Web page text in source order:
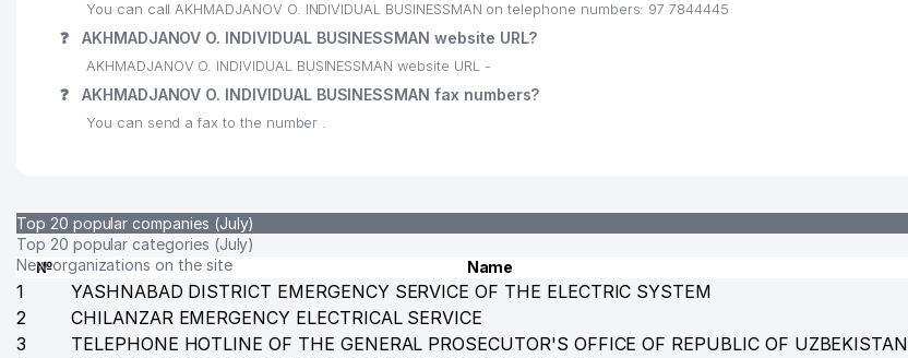
You can call AKHMADJANOV O. INDIVIDUAL BUSINESSMAN on telephone numbers: 97 7844445
❓ AKHMADJANOV O. INDIVIDUAL BUSINESSMAN website URL?
AKHMADJANOV O. INDIVIDUAL BUSINESSMAN website URL -
❓ AKHMADJANOV O. INDIVIDUAL BUSINESSMAN fax numbers?
You can send a fax to the number .
Top 20 popular companies (July)
Top 20 popular categories (July)
New organizations on the site
№ Name
1 YASHNABAD DISTRICT EMERGENCY SERVICE OF THE ELECTRIC SYSTEM
2
CHILANZAR EMERGENCY ELECTRICAL SERVICE
3
TELEPHONE HOTLINE OF THE GENERAL PROSECUTOR'S OFFICE OF REPUBLIC OF UZBEKISTAN